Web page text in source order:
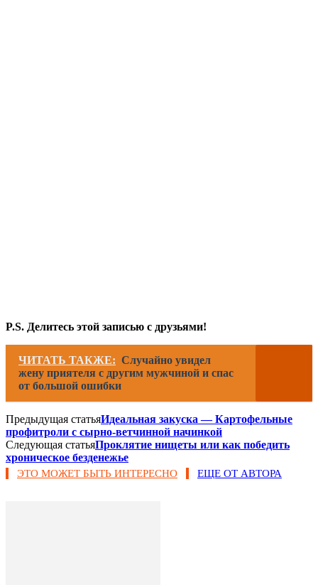
P.S. Делитесь этой записью с друзьями!
ЧИТАТЬ ТАКЖЕ: Случайно увидел
жену приятеля с другим мужчиной и спас
от большой ошибки
Предыдущая статьяИдеальная закуска — Картофельные
профитроли с сырно-ветчинной начинкой
Следующая статьяПроклятие нищеты или как победить
хроническое безденежье
ЭТО МОЖЕТ БЫТЬ ИНТЕРЕСНО ЕЩЕ ОТ АВТОРА